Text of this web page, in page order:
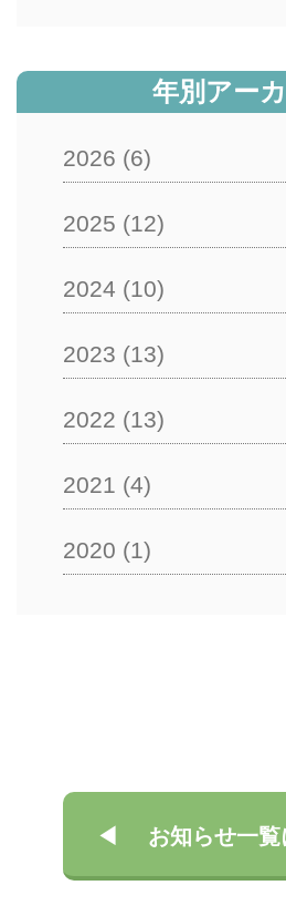
年別アー
2026 (6)
2025 (12)
2024 (10)
2023 (13)
2022 (13)
2021 (4)
2020 (1)
お知らせ一覧